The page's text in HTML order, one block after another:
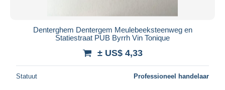
Denterghem Dentergem Meulebeeksteenweg en
Statiestraat PUB Byrrh Vin Tonique
± US$ 4,33
Statuut Professioneel handelaar